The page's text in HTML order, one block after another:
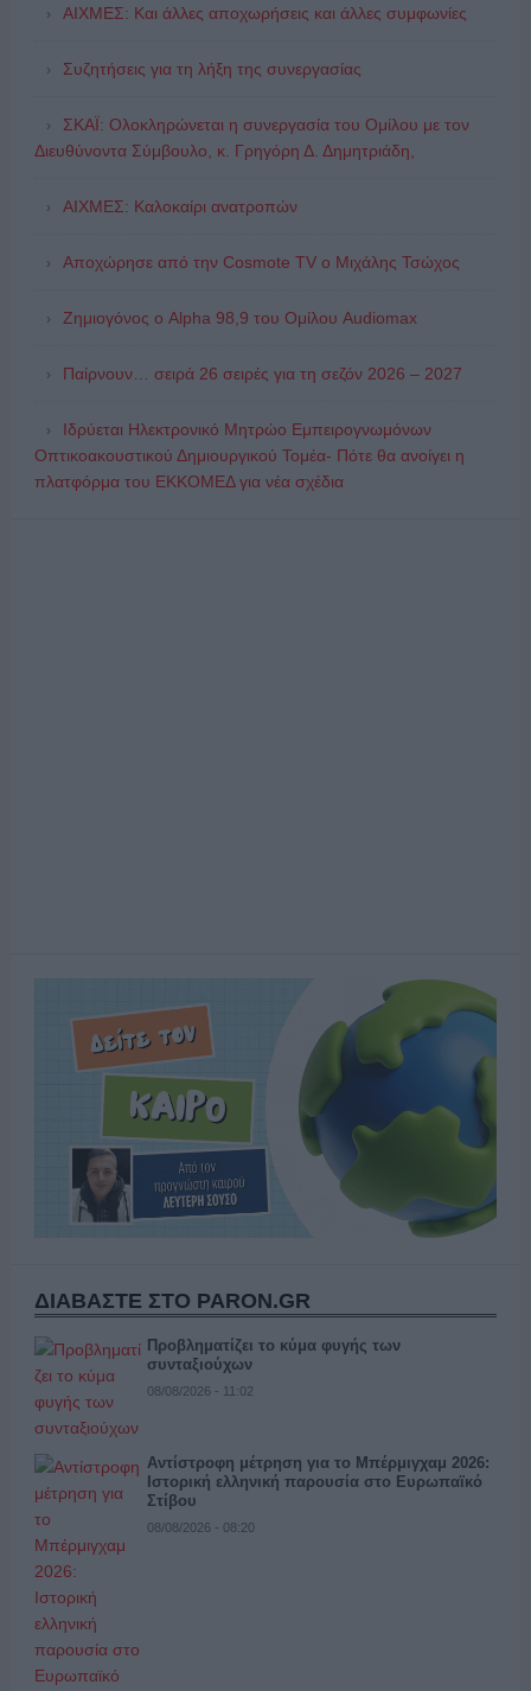
ΑΙΧΜΕΣ: Και άλλες αποχωρήσεις και άλλες συμφωνίες
Συζητήσεις για τη λήξη της συνεργασίας
ΣΚΑΪ: Ολοκληρώνεται η συνεργασία του Ομίλου με τον
Διευθύνοντα Σύμβουλο, κ. Γρηγόρη Δ. Δημητριάδη,
ΑΙΧΜΕΣ: Καλοκαίρι ανατροπών
Αποχώρησε από την Cosmote TV o Μιχάλης Τσώχος
Ζημιογόνος ο Alpha 98,9 του Ομίλου Audiomax
Παίρνουν… σειρά 26 σειρές για τη σεζόν 2026 – 2027
Ιδρύεται Ηλεκτρονικό Μητρώο Εμπειρογνωμόνων
Οπτικοακουστικού Δημιουργικού Τομέα- Πότε θα ανοίγει η
πλατφόρμα του ΕΚΚΟΜΕΔ για νέα σχέδια
ΔΙΑΒΑΣΤΕ ΣΤΟ PARON.GR
Προβληματίζει το κύμα φυγής των
συνταξιούχων
08/08/2026 - 11:02
Αντίστροφη μέτρηση για το Μπέρμιγχαμ 2026:
Ιστορική ελληνική παρουσία στο Ευρωπαϊκό
Στίβου
08/08/2026 - 08:20